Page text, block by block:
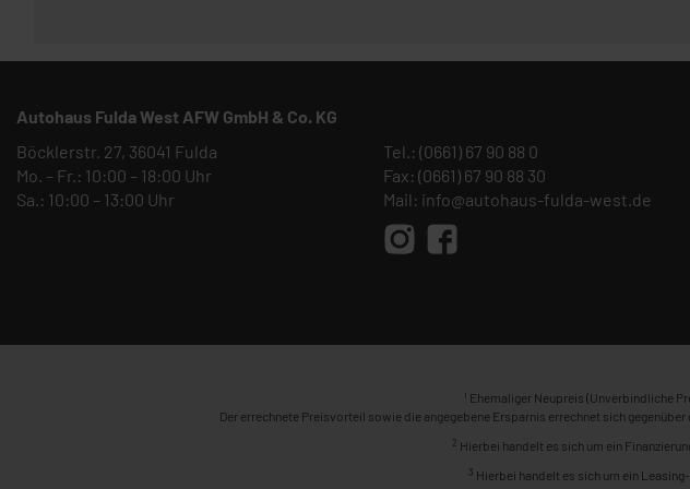
Autohaus Fulda West AFW GmbH & Co. KG
Böcklerstr. 27, 36041 Fulda
Mo. – Fr.: 10:00 – 18:00 Uhr
Sa.: 10:00 – 13:00 Uhr
Tel.: (0661) 67 90 88 0
Fax: (0661) 67 90 88 30
Mail: info@autohaus-fulda-west.de
1 Ehemaliger Neupreis (Unverbindliche
Der errechnete Preisvorteil sowie die angegebene Ersparnis errechnet sich
2 Hierbei handelt es sich um ein
3 Hierbei handelt es sich um ein